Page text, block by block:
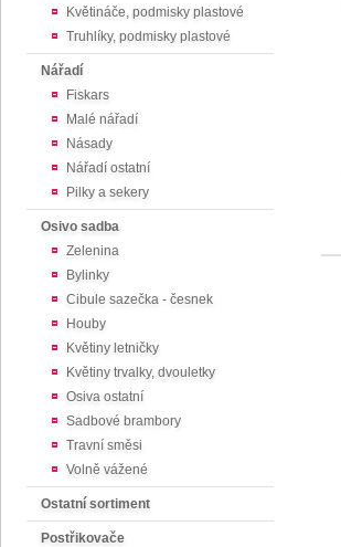
Květináče, podmisky plastové
Truhlíky, podmisky plastové
Nářadí
Fiskars
Malé nářadí
Násady
Nářadí ostatní
Pilky a sekery
Osivo sadba
Zelenina
Bylinky
Cibule sazečka - česnek
Houby
Květiny letničky
Květiny trvalky, dvouletky
Osiva ostatní
Sadbové brambory
Travní směsi
Volně vážené
Ostatní sortiment
Postřikovače